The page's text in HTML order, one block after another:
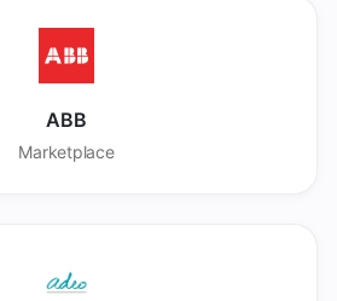
ABB
Marketplace